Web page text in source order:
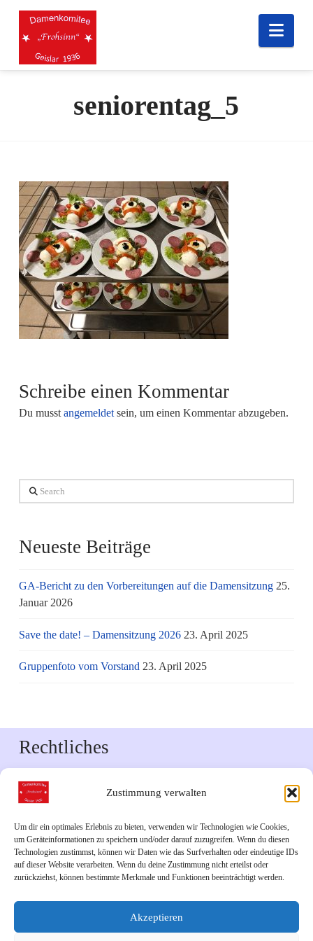
Zustimmung verwalten
Um dir ein optimales Erlebnis zu bieten, verwenden wir Technologien wie Cookies,
um Geräteinformationen zu speichern und/oder darauf zuzugreifen. Wenn du diesen
Technologien zustimmst, können wir Daten wie das Surfverhalten oder eindeutige IDs
auf dieser Website verarbeiten. Wenn du deine Zustimmung nicht erteilst oder
zurückziehst, können bestimmte Merkmale und Funktionen beeinträchtigt werden.
Akzeptieren
seniorentag_5
Schreibe einen Kommentar
Du musst angemeldetsein, um einen Kommentar abzugeben.
Search
Neueste Beiträge
GA-Bericht zu den Vorbereitungen auf die Damensitzung 25.
Januar 2026
Save the date! – Damensitzung 2026 23. April 2025
Gruppenfoto vom Vorstand 23. April 2025
Rechtliches
Impressum
Datenschutzerklärung
Downloads
Veranstaltungskalender 2026